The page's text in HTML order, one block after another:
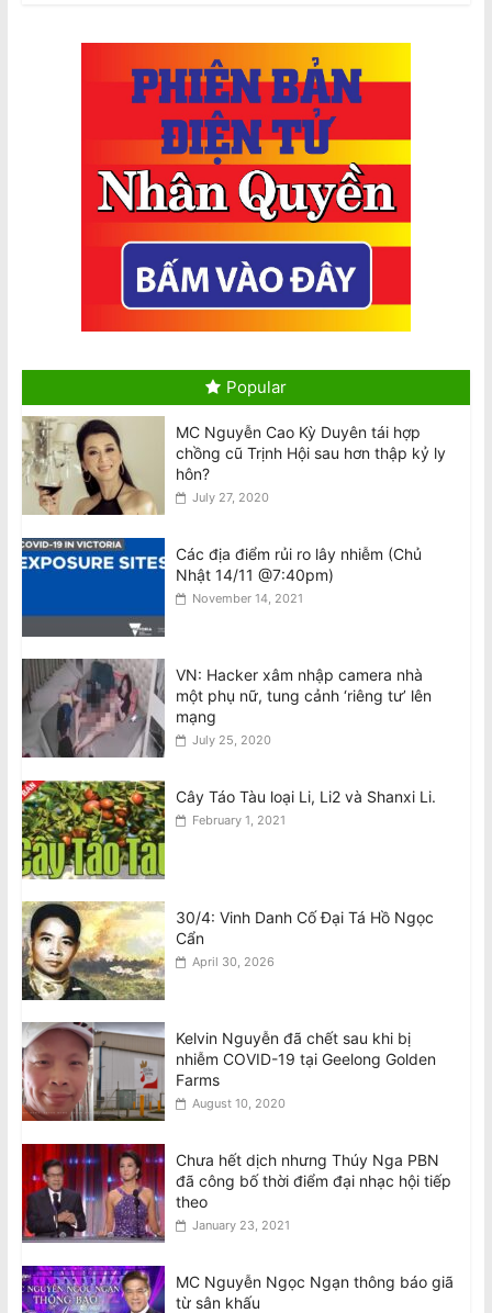
2026 Census là Bắt buộc: Có thể Phạt
$364 mỗi ngày nếu Không Hoàn
Thành, $3640 nếu Khai Sai
August 10, 2026
2026 Census Is Compulsory: $364
Daily Fine for Failure to Complete,
$3640 Penalty for False Information
August 10, 2026
Hai máy bay Jetstar và Qatar suýt va
August 10, 2026
Tô Lâm dự Diễn đàn Tech Connect tại
Sydney, đối mặt các cuộc biểu tình
khắp Úc
August 10, 2026
Tổng Bí thư kiêm Chủ tịch nước Tô
Lâm đến Sydney tối 9/8, bắt đầu
chuyến thăm Úc
Cộng đồng tập hợp đòi công lý sau
cái chết của chủ cửa hàng được yêu
mến Trương Văn Việt
August 10, 2026
Popular
MC Nguyễn Cao Kỳ Duyên tái hợp
chồng cũ Trịnh Hội sau hơn thập kỷ ly
hôn?
July 27, 2020
Các địa điểm rủi ro lây nhiễm (Chủ
Nhật 14/11 @7:40pm)
November 14, 2021
VN: Hacker xâm nhập camera nhà
một phụ nữ, tung cảnh ‘riêng tư’ lên
mạng
July 25, 2020
Cây Táo Tàu loại Li, Li2 và Shanxi Li.
February 1, 2021
30/4: Vinh Danh Cố Đại Tá Hồ Ngọc
Cẩn
April 30, 2026
Kelvin Nguyễn đã chết sau khi bị
nhiễm COVID-19 tại Geelong Golden
Farms
August 10, 2020
Chưa hết dịch nhưng Thúy Nga PBN
đã công bố thời điểm đại nhạc hội tiếp
theo
January 23, 2021
MC Nguyễn Ngọc Ngạn thông báo giã
từ sân khấu